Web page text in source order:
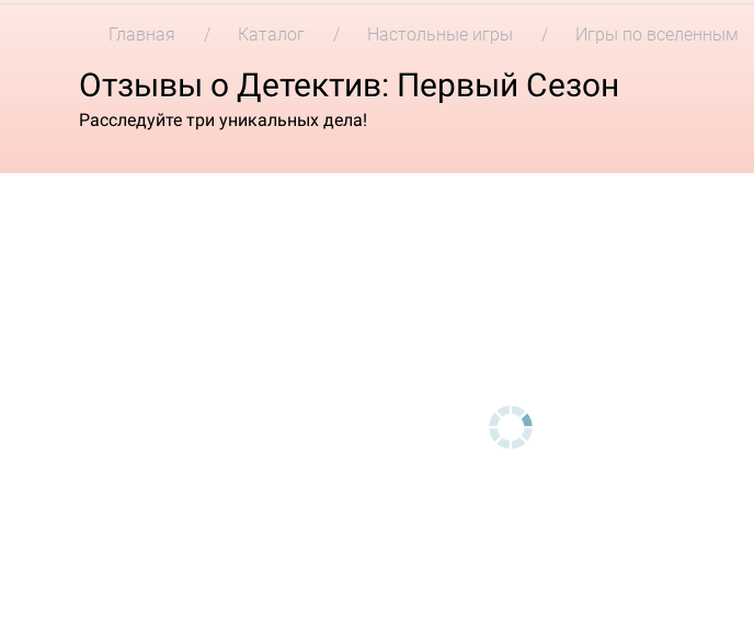
Главная Каталог Настольные игры Игры по вселенным
Отзывы о Детектив: Первый Сезон
Расследуйте три уникальных дела!